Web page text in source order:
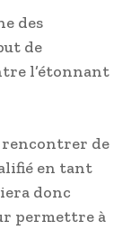
des
de
l’étonnant
rencontrer de
en tant
donc
permettre à